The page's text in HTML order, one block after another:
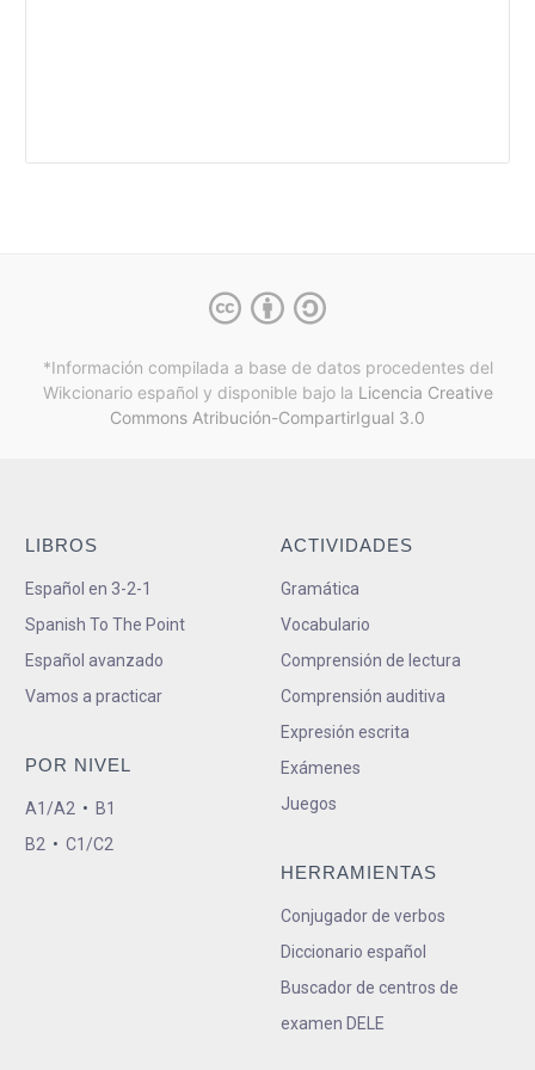
*Información compilada a base de datos procedentes del
Wikcionario español y disponible bajo la Licencia Creative
Commons Atribución-CompartirIgual 3.0
LIBROS
Español en 3-2-1
Spanish To The Point
Español avanzado
Vamos a practicar
POR NIVEL
A1/A2 • B1
B2 • C1/C2
ACTIVIDADES
Gramática
Vocabulario
Comprensión de lectura
Comprensión auditiva
Expresión escrita
Exámenes
Juegos
HERRAMIENTAS
Conjugador de verbos
Diccionario español
Buscador de centros de
examen DELE